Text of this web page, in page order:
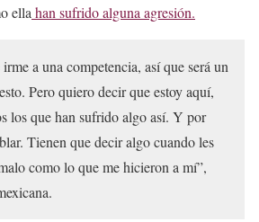
ella han sufrido alguna agresión.
a una competencia, así que será un
Pero quiero decir que estoy aquí,
los que han sufrido algo así. Y por
Tienen que decir algo cuando les
como lo que me hicieron a mí”,